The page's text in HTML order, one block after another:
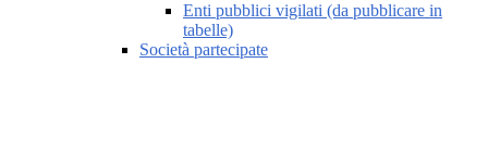
Enti pubblici vigilati (da pubblicare in
tabelle)
Società partecipate